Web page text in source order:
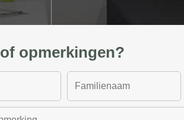
opmerkingen?